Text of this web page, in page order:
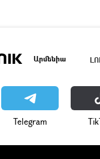
Արմենիա
Telegram